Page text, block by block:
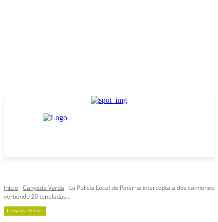
Inicio Canyada Verda
La Policía Local de Paterna intercepta a dos camiones
vertiendo 20 toneladas...
Canyada Verda